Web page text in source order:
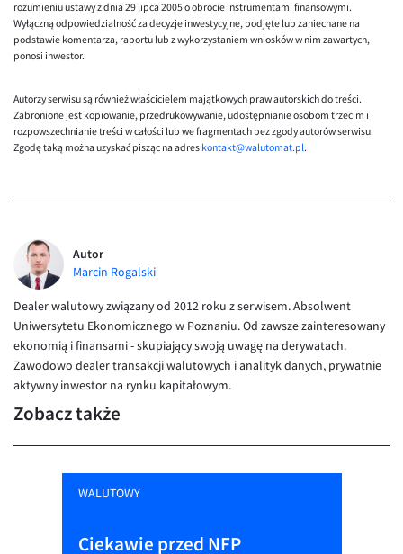
EUR/ILS
EUR/JPY
EUR/RON
EUR/SGD
USD/CHF
GBP/CHF
rozumieniu ustawy z dnia 29 lipca 2005 o obrocie instrumentami finansowymi.
Wyłączną odpowiedzialność za decyzje inwestycyjne, podjęte lub zaniechane na
podstawie komentarza, raportu lub z wykorzystaniem wniosków w nim zawartych,
ponosi inwestor.
Autorzy serwisu są również właścicielem majątkowych praw autorskich do treści.
Zabronione jest kopiowanie, przedrukowywanie, udostępnianie osobom trzecim i
rozpowszechnianie treści w całości lub we fragmentach bez zgody autorów serwisu.
Zgodę taką można uzyskać pisząc na adres kontakt@walutomat.pl.
Autor
Marcin Rogalski
Dealer walutowy związany od 2012 roku z serwisem. Absolwent
Uniwersytetu Ekonomicznego w Poznaniu. Od zawsze zainteresowany
ekonomią i finansami - skupiający swoją uwagę na derywatach.
Zawodowo dealer transakcji walutowych i analityk danych, prywatnie
aktywny inwestor na rynku kapitałowym.
Zobacz także
WALUTOWY
Ciekawie przed NFP